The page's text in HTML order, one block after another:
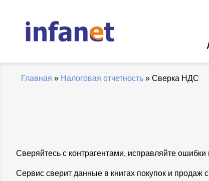
Главная » Налоговая отчетность » Сверка НДС
Сверяйтесь с контрагентами, исправляйте
Сервис сверит данные в книгах покупок и продаж